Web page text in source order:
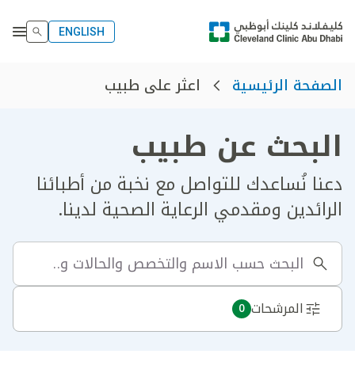
ENGLISH
الصفحة الرئيسية اعثر على طبيب
البحث عن طبيب
دعنا نُساعدك للتواصل مع نخبة من أطبائنا
الرائدين ومقدمي الرعاية الصحية لدينا.
المرشحات 0